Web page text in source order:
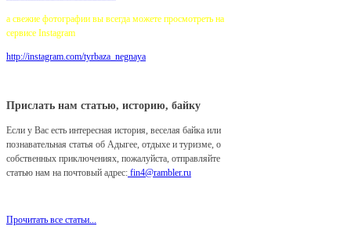
а свежие фотографии вы всегда можете просмотреть на
сервисе Instagram
http://instagram.com/tyrbaza_negnaya
Прислать нам статью, историю, байку
Если у Вас есть интересная история, веселая байка или
познавательная статья об Адыгее, отдыхе и туризме, о
собственных приключениях, пожалуйста, отправляйте
статью нам на почтовый адрес: fin4@rambler.ru
Прочитать все статьи...